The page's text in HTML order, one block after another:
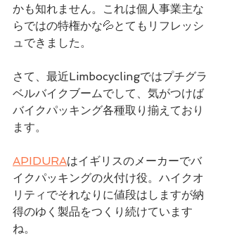
かも知れません。これは個人事業主な
らではの特権かな💦とてもリフレッシ
ュできました。
さて、最近Limbocyclingではプチグラ
ベルバイクブームでして、気がつけば
バイクパッキング各種取り揃えており
ます。
APIDURAはイギリスのメーカーでバ
イクパッキングの火付け役。ハイクオ
リティでそれなりに値段はしますが納
得のゆく製品をつくり続けています
ね。